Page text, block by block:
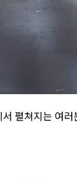
펼쳐지는 여